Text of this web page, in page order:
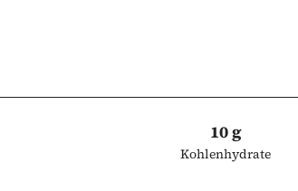
10 g
Kohlenhydrate